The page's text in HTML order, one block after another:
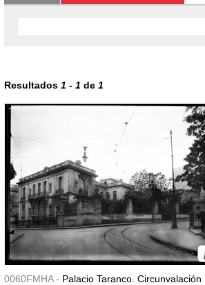
Resultados 1 - 1 de 1
0060FMHA - Palacio Taranco. Circunvalación